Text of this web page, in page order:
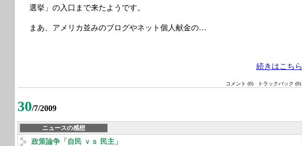
選挙」の入口まで来たようです。
まあ、アメリカ並みのブログやネット個人献金の…
続きはこちら
コメント (0) トラックバック (0)
30/7/2009
ニュースの感想
政策論争「自民 ｖｓ 民主」